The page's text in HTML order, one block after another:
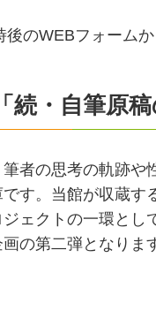
後のWEBフォーム
続・自筆原稿
者の思考の軌跡や
です。当館が収蔵
ェクトの一環とし
の第二弾となりま